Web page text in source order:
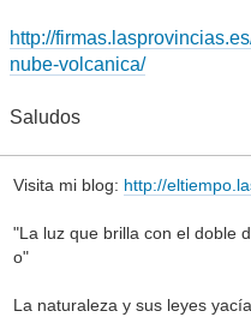
http://
nube-volcanica/
Saludos
Visita mi blog: http://
"La luz que brilla con el doble
o"
La naturaleza y sus leyes